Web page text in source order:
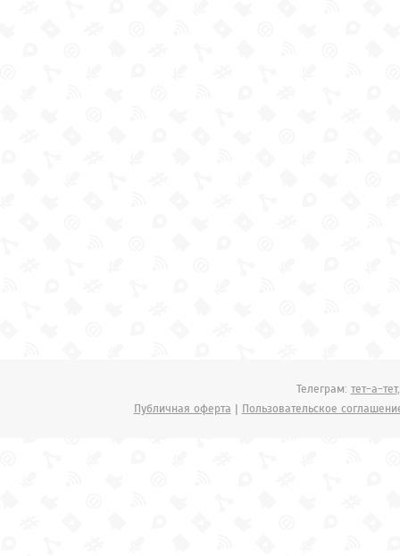
Телеграм: тет-а-тет
Публичная оферта | Пользовательское